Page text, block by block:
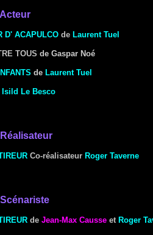
D' ACAPULCO de Laurent Tuel
TOUS de Gaspar Noé
de Laurent Tuel
Isild Le Besco
Réalisateur
Co-réalisateur Roger Taverne
de Jean-Max Causse et Roger